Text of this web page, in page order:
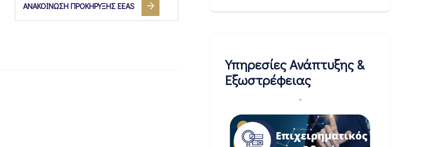
ΑΝΑΚΟΙΝΩΣΗ ΠΡΟΚΗΡΥΞΗΣ EEAS
Υπηρεσίες Ανάπτυξης &
Εξωστρέφειας
-